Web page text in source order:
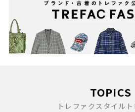
TOPICS
トレファクスタイル